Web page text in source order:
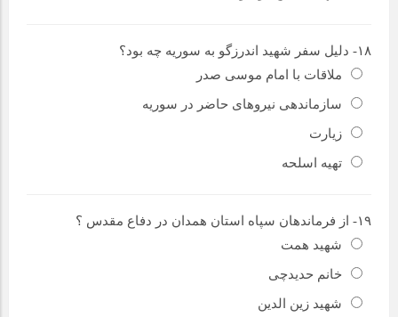
۱۸- دلیل سفر شهید اندرزگو به سوریه چه بود؟
ملاقات با امام موسی صدر
سازماندهی نیروهای حاضر در سوریه
زیارت
تهیه اسلحه
۱۹- از فرماندهان سپاه استان همدان در دفاع مقدس ؟
شهید همت
خانم حدیدچی
شهید زین الدین